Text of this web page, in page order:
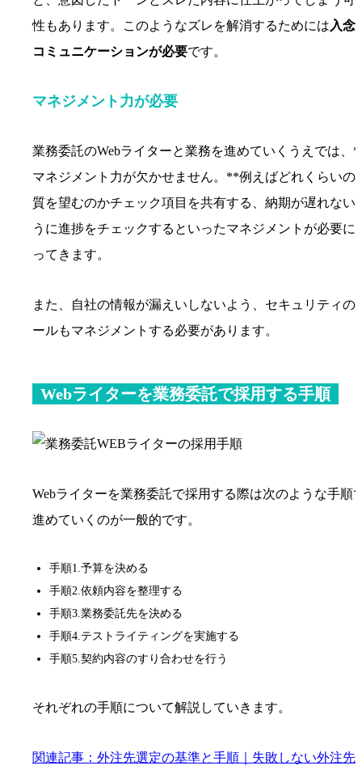
性もあります。このようなズレを解消するためには入念
コミュニケーションが必要です。
マネジメント力が必要
業務委託のWebライターと業務を進めていくうえでは、
マネジメント力が欠かせません。**例えばどれくらいの
質を望むのかチェック項目を共有する、納期が遅れない
うに進捗をチェックするといったマネジメントが必要に
ってきます。
また、自社の情報が漏えいしないよう、セキュリティの
ールもマネジメントする必要があります。
Webライターを業務委託で採用する手順
Webライターを業務委託で採用する際は次のような手順
進めていくのが一般的です。
手順1.予算を決める
手順2.依頼内容を整理する
手順3.業務委託先を決める
手順4.テストライティングを実施する
手順5.契約内容のすり合わせを行う
それぞれの手順について解説していきます。
関連記事：外注先選定の基準と手順｜失敗しない外注先